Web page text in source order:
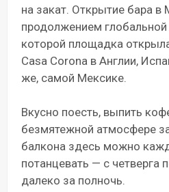
на закат. Открытие бара в
продолжением глобальной
которой площадка
Casa Corona в Англии,
же, самой Мексике.
Вкусно поесть, выпить
безмятежной атмосфере
балкона здесь можно
потанцевать — с четверга
далеко за полночь.